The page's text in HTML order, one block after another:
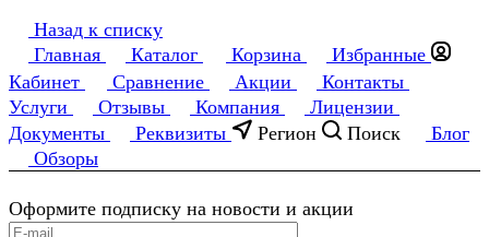
Назад к списку
Главная
Каталог Корзина
Избранные
Кабинет
Сравнение Акции
Контакты
Услуги
Отзывы Компания
Лицензии
Документы
Реквизиты Регион Поиск
Блог
Обзоры
Оформите подписку на новости и акции